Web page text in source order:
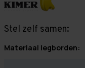
Stel zelf samen:
Materiaal legborden: